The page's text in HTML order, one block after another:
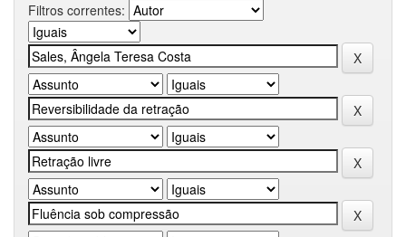
Filtros correntes: